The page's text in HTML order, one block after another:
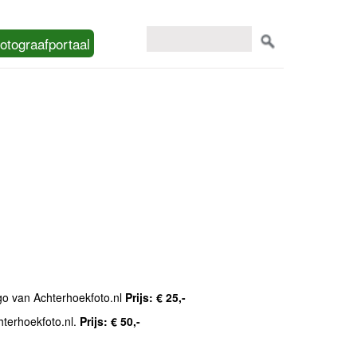
van Achterhoekfoto.nl Prijs: € 25,-
Prijs: € 50,-